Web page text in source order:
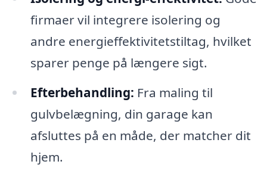
firmaer vil integrere isolering og
andre energieffektivitetstiltag, hvilket
sparer penge på længere sigt.
Efterbehandling: Fra maling til
gulvbelægning, din garage kan
afsluttes på en måde, der matcher dit
hjem.